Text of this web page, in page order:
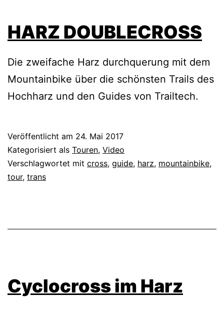
HARZ DOUBLECROSS
Die zweifache Harz durchquerung mit dem
Mountainbike über die schönsten Trails des
Hochharz und den Guides von Trailtech.
Veröffentlicht am 24. Mai 2017
Kategorisiert als Touren, Video
Verschlagwortet mit cross, guide, harz, mountainbike,
tour, trans
Cyclocross im Harz